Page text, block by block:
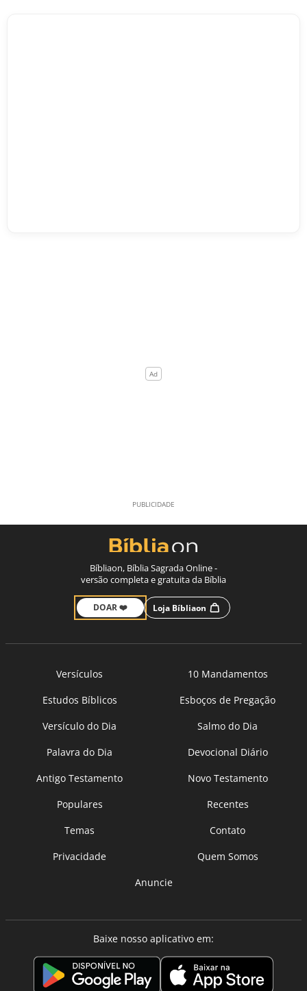
Bíbliaon, Bíblia Sagrada Online -
versão completa e gratuita da Bíblia
DOAR ❤️ Loja Bíbliaon
Versículos
10 Mandamentos
Estudos Bíblicos
Esboços de Pregação
Versículo do Dia
Salmo do Dia
Palavra do Dia
Devocional Diário
Antigo Testamento
Novo Testamento
Populares
Recentes
Temas
Contato
Privacidade
Quem Somos
Anuncie
Baixe nosso aplicativo em: